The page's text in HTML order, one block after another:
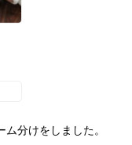
分けをしました。